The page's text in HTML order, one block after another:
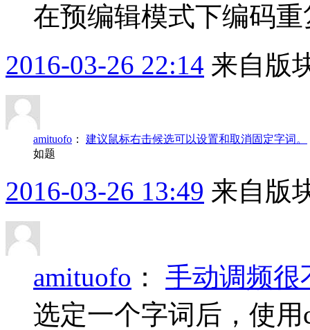
在预编辑模式下编码
2016-03-26 22:14 来自版
amituofo ： 建议鼠标右击候选可以设置和取消固定字词。
如题
2016-03-26 13:49 来自版
amituofo ： 手动调频很
选定一个字词后，使